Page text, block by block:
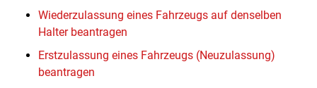
Wiederzulassung eines Fahrzeugs auf denselben
Halter beantragen
Erstzulassung eines Fahrzeugs (Neuzulassung)
beantragen